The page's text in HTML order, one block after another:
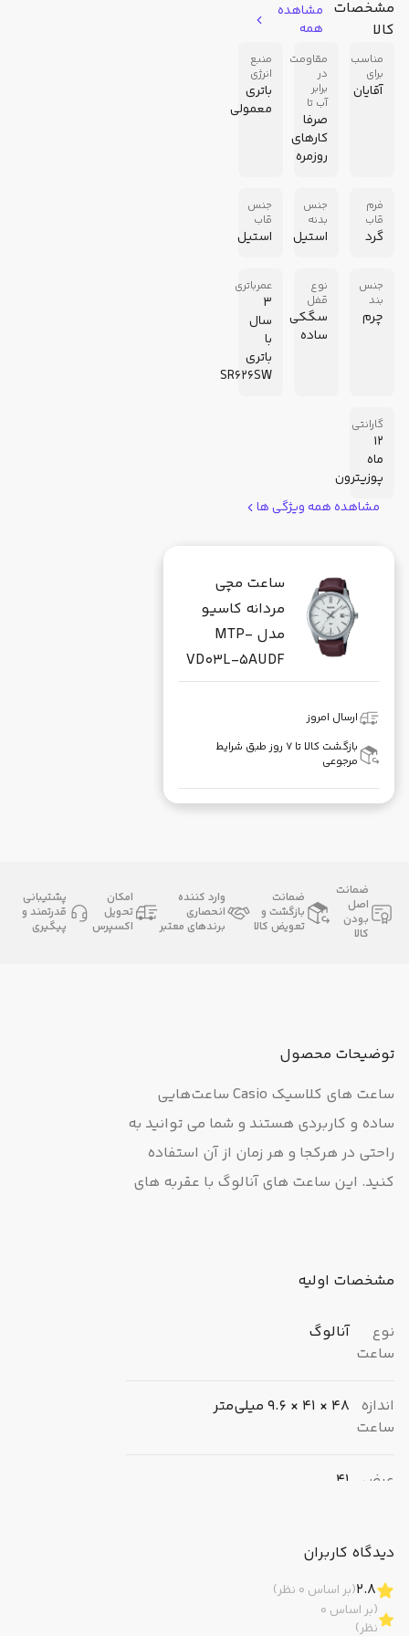
مشخصات
کالا
مشاهده
همه
مناسب
برای
آقایان
مقاومت
در
برابر
آب تا
صرفا
کارهای
روزمره
منبع
انرژی
باتری
معمولی
فرم
قاب
گرد
جنس
بدنه
استیل
جنس
قاب
استیل
جنس
بند
چرم
نوع
قفل
سگکی
ساده
عمرباتری
3
سال
با
باتری
SR626SW
گارانتی
12
ماه
پوزیترون
مشاهده همه ویژگی ها
ساعت مچی
مردانه کاسیو
مدل MTP-
VD03L-5AUDF
ارسال امروز
بازگشت کالا تا ۷ روز طبق شرایط
مرجوعی
ضمانت
اصل
بودن
کالا
ضمانت
بازگشت و
تعویض کالا
وارد کننده
انحصاری
برندهای معتبر
امکان
تحویل
اکسپرس
پشتیبانی
قدرتمند و
پیگیری
توضیحات محصول
ساعت های کلاسیک Casio ساعت‌هایی
ساده و کاربردی هستند و شما می توانید به
راحتی در هرکجا و هر زمان از آن استفاده
کنید. این ساعت های آنالوگ با عقربه های
هنگام بیرون آمدن در باران یا شستشو رها
مشخصات اولیه
نوع
ساعت
آنالوگ
اندازه
ساعت
48 × 41 × 9.6 میلی‌متر
عرض
41
ضخامت
(میلی‌متر)
9.6
وزن
دیدگاه کاربران
2.8(بر اساس 0 نظر)
(بر اساس 0
نظر)